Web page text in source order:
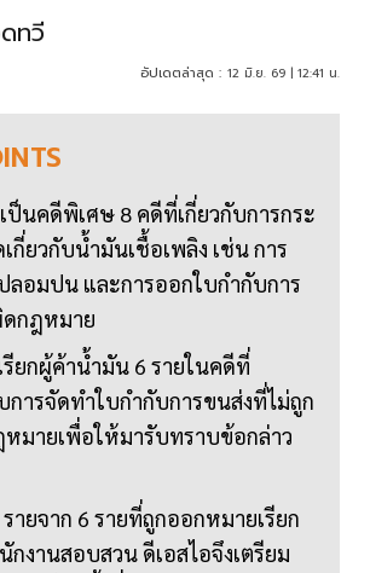
ทวี
อัปเดตล่าสุด : 12 มิ.ย. 69 | 12:41 น.
ป็นคดีพิเศษ 8 คดีที่เกี่ยวกับการกระ
กี่ยวกับน้ำมันเชื้อเพลิง เช่น การ
ลอมปน และการออกใบกำกับการ
ดกฎหมาย
ยกผู้ค้าน้ำมัน 6 รายในคดีที่
การจัดทำใบกำกับการขนส่งที่ไม่ถูก
มายเพื่อให้มารับทราบข้อกล่าว
ายจาก 6 รายที่ถูกออกหมายเรียก
งานสอบสวน ดีเอสไอจึงเตรียม